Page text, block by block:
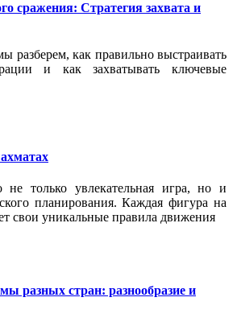
сражения: Стратегия захвата и
разберем, как правильно выстраивать
и как захватывать ключевые
только увлекательная игра, но и
планирования. Каждая фигура на
свои уникальные правила движения
разных стран: разнообразие и